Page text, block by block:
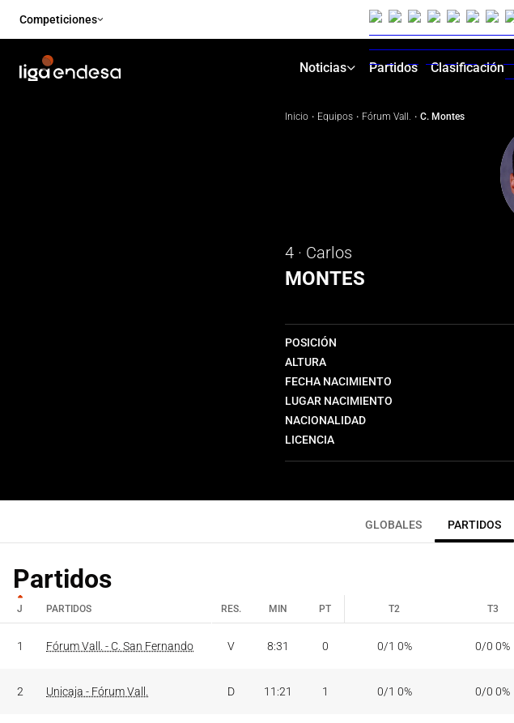
Competiciones
Noticias Partidos Clasificación
Inicio · Equipos · Fórum Vall. · C. Montes
4 · Carlos
MONTES
POSICIÓN
ALTURA
FECHA NACIMIENTO
LUGAR NACIMIENTO
NACIONALIDAD
LICENCIA
GLOBALES PARTIDOS
Partidos
J PARTIDOS RES. MIN PT T2 T3
1 Fórum Vall. - C. San Fernando V 8:31 0 0/1 0% 0/0 0%
2 Unicaja - Fórum Vall. D 11:21 1 0/1 0% 0/0 0%